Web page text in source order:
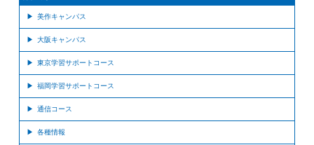
美作キャンパス
大阪キャンパス
東京学習サポートコース
福岡学習サポートコース
通信コース
各種情報